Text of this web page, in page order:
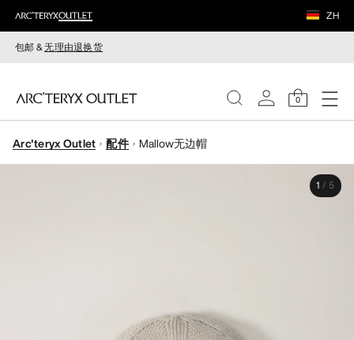
ZH
包邮 &无理由退换货
0
女装
Arc'teryx Outlet 配件 Mallow无边帽
1 / 5